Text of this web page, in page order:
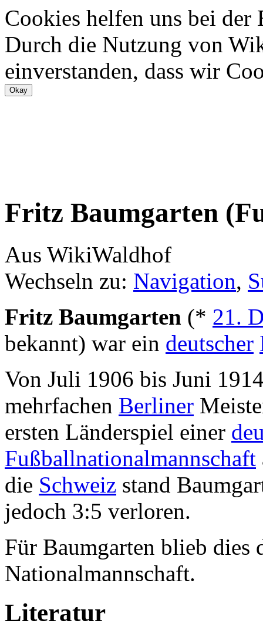
Cookies helfen uns bei
Durch die Nutzung von
einverstanden, dass wir
Fritz Baumgarten
Aus WikiWaldhof
Wechseln zu: Navigation,
Fritz Baumgarten (* 21.
bekannt) war ein deutscher
Von Juli 1906 bis Juni
mehrfachen Berliner
ersten Länderspiel einer
Fußballnationalmannschaft
die Schweiz stand
jedoch 3:5 verloren.
Für Baumgarten blieb dies
Nationalmannschaft.
Literatur